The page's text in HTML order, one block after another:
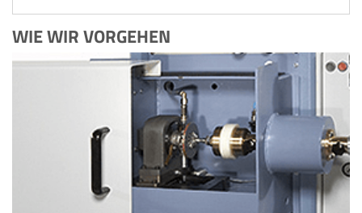
WIE WIR VORGEHEN